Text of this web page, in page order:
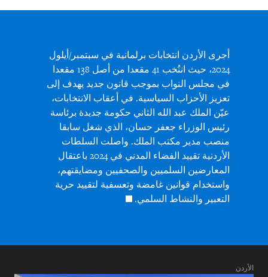
أجرى الأردن انتخابات برلمانية في سبتمبر/أيلول
2024، حيث انتُخب 41 مقعدا من أصل 138 مقعدا
في مجلس النواب بموجب قانون جديد يهدف إلى
تعزيز الأحزاب السياسية. في أعقاب الانتخابات،
عيّن الملك عبد الله الثاني حكومة جديدة برئاسة
رئيس الوزراء جعفر حسان، الذي شغل سابقا
منصب مدير مكتب الملك. واصلت السلطات
الأردنية تقييد الفضاء المدني في 2024 باعتقال
المعارضين السلميين والصحفيين ومضايقتهم،
واستخدام قوانين غامضة وتعسفية لتقييد حرية
التعبير والنشاط السلمي.
الأردن